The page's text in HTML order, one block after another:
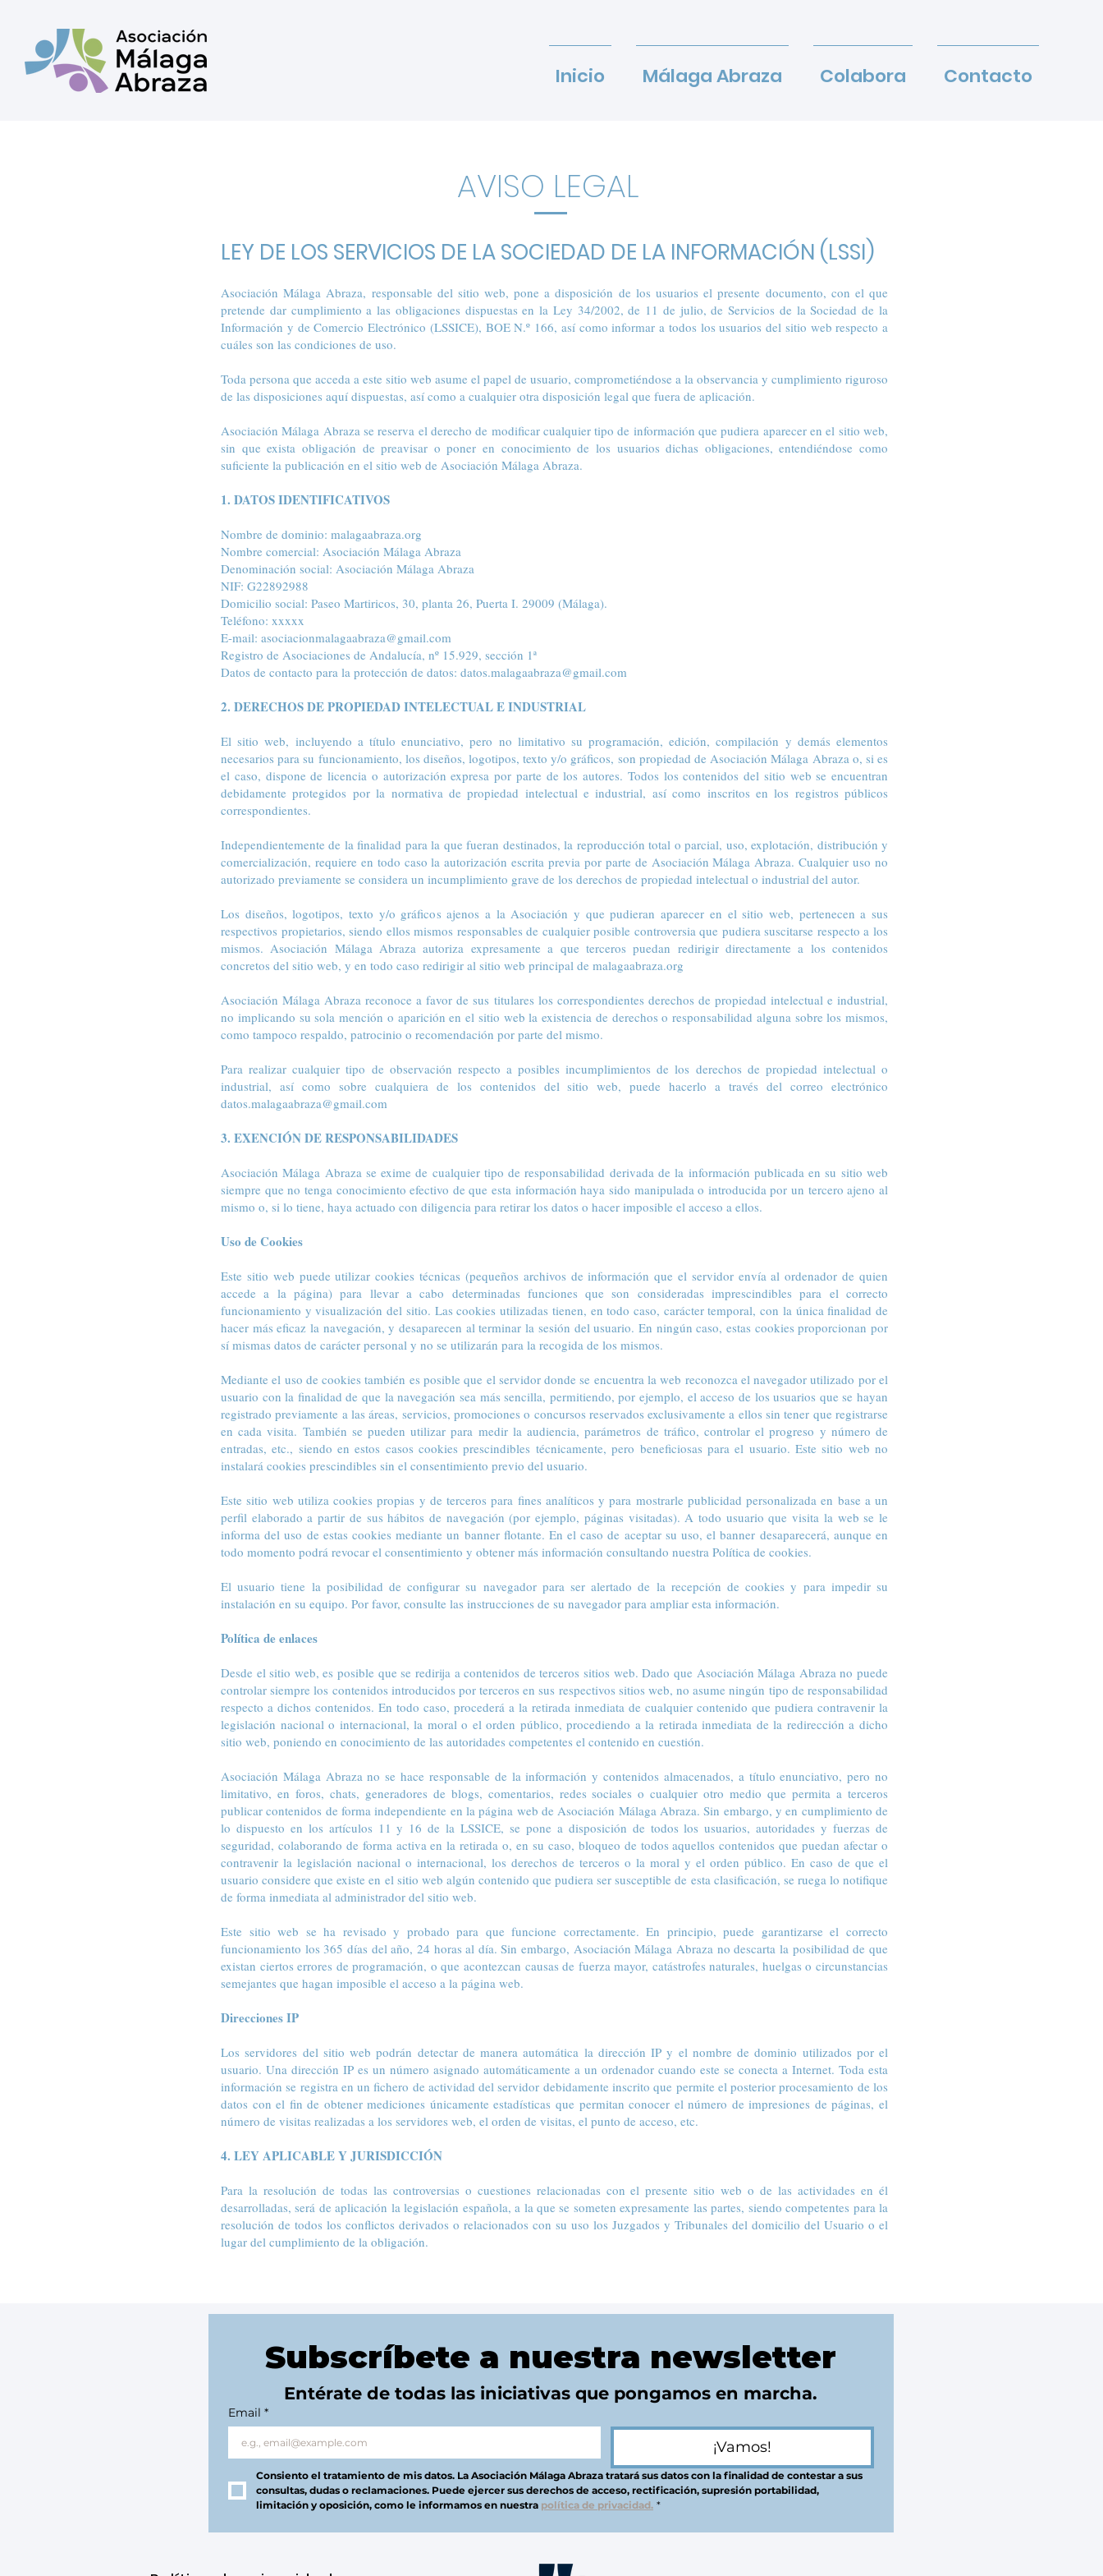
Inicio Málaga Abraza Colabora Contacto
AVISO LEGAL
LEY DE LOS SERVICIOS DE LA SOCIEDAD DE LA INFORMACIÓN (LSSI)
Asociación Málaga Abraza, responsable del sitio web, pone a disposición de los usuarios el presente documento, con el que
pretende dar cumplimiento a las obligaciones dispuestas en la Ley 34/2002, de 11 de julio, de Servicios de la Sociedad de la
Información y de Comercio Electrónico (LSSICE), BOE N.º 166, así como informar a todos los usuarios del sitio web respecto a
cuáles son las condiciones de uso.
Toda persona que acceda a este sitio web asume el papel de usuario, comprometiéndose a la observancia y cumplimiento riguroso
de las disposiciones aquí dispuestas, así como a cualquier otra disposición legal que fuera de aplicación.
Asociación Málaga Abraza se reserva el derecho de modificar cualquier tipo de información que pudiera aparecer en el sitio web,
sin que exista obligación de preavisar o poner en conocimiento de los usuarios dichas obligaciones, entendiéndose como
suficiente la publicación en el sitio web de Asociación Málaga Abraza.
1. DATOS IDENTIFICATIVOS
Nombre de dominio: malagaabraza.org
Nombre comercial: Asociación Málaga Abraza
Denominación social: Asociación Málaga Abraza
NIF: G22892988
Domicilio social: Paseo Martiricos, 30, planta 26, Puerta I. 29009 (Málaga).
Teléfono: xxxxx
E-mail: asociacionmalagaabraza@gmail.com
Registro de Asociaciones de Andalucía, nº 15.929, sección 1ª
Datos de contacto para la protección de datos: datos.malagaabraza@gmail.com
2. DERECHOS DE PROPIEDAD INTELECTUAL E INDUSTRIAL
El sitio web, incluyendo a título enunciativo, pero no limitativo su programación, edición, compilación y demás elementos
necesarios para su funcionamiento, los diseños, logotipos, texto y/o gráficos, son propiedad de Asociación Málaga Abraza o, si es
el caso, dispone de licencia o autorización expresa por parte de los autores. Todos los contenidos del sitio web se encuentran
debidamente protegidos por la normativa de propiedad intelectual e industrial, así como inscritos en los registros públicos
correspondientes.
Independientemente de la finalidad para la que fueran destinados, la reproducción total o parcial, uso, explotación, distribución y
comercialización, requiere en todo caso la autorización escrita previa por parte de Asociación Málaga Abraza. Cualquier uso no
autorizado previamente se considera un incumplimiento grave de los derechos de propiedad intelectual o industrial del autor.
Los diseños, logotipos, texto y/o gráficos ajenos a la Asociación y que pudieran aparecer en el sitio web, pertenecen a sus
respectivos propietarios, siendo ellos mismos responsables de cualquier posible controversia que pudiera suscitarse respecto a los
mismos. Asociación Málaga Abraza autoriza expresamente a que terceros puedan redirigir directamente a los contenidos
concretos del sitio web, y en todo caso redirigir al sitio web principal de malagaabraza.org
Asociación Málaga Abraza reconoce a favor de sus titulares los correspondientes derechos de propiedad intelectual e industrial,
no implicando su sola mención o aparición en el sitio web la existencia de derechos o responsabilidad alguna sobre los mismos,
como tampoco respaldo, patrocinio o recomendación por parte del mismo.
Para realizar cualquier tipo de observación respecto a posibles incumplimientos de los derechos de propiedad intelectual o
industrial, así como sobre cualquiera de los contenidos del sitio web, puede hacerlo a través del correo electrónico
datos.malagaabraza@gmail.com
3. EXENCIÓN DE RESPONSABILIDADES
Asociación Málaga Abraza se exime de cualquier tipo de responsabilidad derivada de la información publicada en su sitio web
siempre que no tenga conocimiento efectivo de que esta información haya sido manipulada o introducida por un tercero ajeno al
mismo o, si lo tiene, haya actuado con diligencia para retirar los datos o hacer imposible el acceso a ellos.
Uso de Cookies
Este sitio web puede utilizar cookies técnicas (pequeños archivos de información que el servidor envía al ordenador de quien
accede a la página) para llevar a cabo determinadas funciones que son consideradas imprescindibles para el correcto
funcionamiento y visualización del sitio. Las cookies utilizadas tienen, en todo caso, carácter temporal, con la única finalidad de
hacer más eficaz la navegación, y desaparecen al terminar la sesión del usuario. En ningún caso, estas cookies proporcionan por
sí mismas datos de carácter personal y no se utilizarán para la recogida de los mismos.
Mediante el uso de cookies también es posible que el servidor donde se encuentra la web reconozca el navegador utilizado por el
usuario con la finalidad de que la navegación sea más sencilla, permitiendo, por ejemplo, el acceso de los usuarios que se hayan
registrado previamente a las áreas, servicios, promociones o concursos reservados exclusivamente a ellos sin tener que registrarse
en cada visita. También se pueden utilizar para medir la audiencia, parámetros de tráfico, controlar el progreso y número de
entradas, etc., siendo en estos casos cookies prescindibles técnicamente, pero beneficiosas para el usuario. Este sitio web no
instalará cookies prescindibles sin el consentimiento previo del usuario.
Este sitio web utiliza cookies propias y de terceros para fines analíticos y para mostrarle publicidad personalizada en base a un
perfil elaborado a partir de sus hábitos de navegación (por ejemplo, páginas visitadas). A todo usuario que visita la web se le
informa del uso de estas cookies mediante un banner flotante. En el caso de aceptar su uso, el banner desaparecerá, aunque en
todo momento podrá revocar el consentimiento y obtener más información consultando nuestra Política de cookies.
El usuario tiene la posibilidad de configurar su navegador para ser alertado de la recepción de cookies y para impedir su
instalación en su equipo. Por favor, consulte las instrucciones de su navegador para ampliar esta información.
Política de enlaces
Desde el sitio web, es posible que se redirija a contenidos de terceros sitios web. Dado que Asociación Málaga Abraza no puede
controlar siempre los contenidos introducidos por terceros en sus respectivos sitios web, no asume ningún tipo de responsabilidad
respecto a dichos contenidos. En todo caso, procederá a la retirada inmediata de cualquier contenido que pudiera contravenir la
legislación nacional o internacional, la moral o el orden público, procediendo a la retirada inmediata de la redirección a dicho
sitio web, poniendo en conocimiento de las autoridades competentes el contenido en cuestión.
Asociación Málaga Abraza no se hace responsable de la información y contenidos almacenados, a título enunciativo, pero no
limitativo, en foros, chats, generadores de blogs, comentarios, redes sociales o cualquier otro medio que permita a terceros
publicar contenidos de forma independiente en la página web de Asociación Málaga Abraza. Sin embargo, y en cumplimiento de
lo dispuesto en los artículos 11 y 16 de la LSSICE, se pone a disposición de todos los usuarios, autoridades y fuerzas de
seguridad, colaborando de forma activa en la retirada o, en su caso, bloqueo de todos aquellos contenidos que puedan afectar o
contravenir la legislación nacional o internacional, los derechos de terceros o la moral y el orden público. En caso de que el
usuario considere que existe en el sitio web algún contenido que pudiera ser susceptible de esta clasificación, se ruega lo notifique
de forma inmediata al administrador del sitio web.
Este sitio web se ha revisado y probado para que funcione correctamente. En principio, puede garantizarse el correcto
funcionamiento los 365 días del año, 24 horas al día. Sin embargo, Asociación Málaga Abraza no descarta la posibilidad de que
existan ciertos errores de programación, o que acontezcan causas de fuerza mayor, catástrofes naturales, huelgas o circunstancias
semejantes que hagan imposible el acceso a la página web.
Direcciones IP
Los servidores del sitio web podrán detectar de manera automática la dirección IP y el nombre de dominio utilizados por el
usuario. Una dirección IP es un número asignado automáticamente a un ordenador cuando este se conecta a Internet. Toda esta
información se registra en un fichero de actividad del servidor debidamente inscrito que permite el posterior procesamiento de los
datos con el fin de obtener mediciones únicamente estadísticas que permitan conocer el número de impresiones de páginas, el
número de visitas realizadas a los servidores web, el orden de visitas, el punto de acceso, etc.
4. LEY APLICABLE Y JURISDICCIÓN
Para la resolución de todas las controversias o cuestiones relacionadas con el presente sitio web o de las actividades en él
desarrolladas, será de aplicación la legislación española, a la que se someten expresamente las partes, siendo competentes para la
resolución de todos los conflictos derivados o relacionados con su uso los Juzgados y Tribunales del domicilio del Usuario o el
lugar del cumplimiento de la obligación.
Subscríbete a nuestra newsletter
Entérate de todas las iniciativas que pongamos en marcha.
Email *
¡Vamos!
Consiento el tratamiento de mis datos. La Asociación Málaga Abraza tratará sus datos con la finalidad de contestar a sus
consultas, dudas o reclamaciones. Puede ejercer sus derechos de acceso, rectificación, supresión portabilidad,
limitación y oposición, como le informamos en nuestra política de privacidad. *